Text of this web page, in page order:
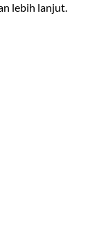
lebih lanjut.